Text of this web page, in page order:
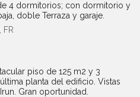
4 dormitorios; con dormitorio y
doble Terraza y garaje.
FR
piso de 125 m2 y 3
planta del edificio. Vistas
Gran oportunidad.